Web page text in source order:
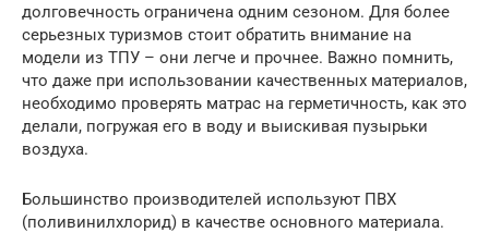
долговечность ограничена одним сезоном. Для более
серьезных туризмов стоит обратить внимание на
модели из ТПУ – они легче и прочнее. Важно помнить,
что даже при использовании качественных материалов,
необходимо проверять матрас на герметичность, как это
делали, погружая его в воду и выискивая пузырьки
воздуха.
Большинство производителей используют ПВХ
(поливинилхлорид) в качестве основного материала.